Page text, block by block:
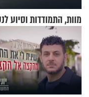
מוות, התמודדות וסיוע